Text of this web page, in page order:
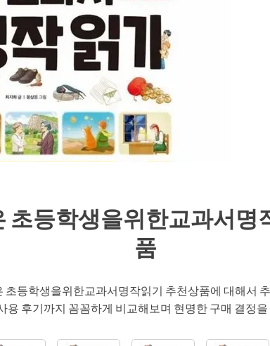
초등학생을위한교과서명
품
초등학생을위한교과서명작읽기 추천상품에 대해서
용 후기까지 꼼꼼하게 비교해보며 현명한 구매 결정